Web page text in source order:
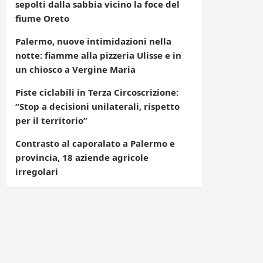
sepolti dalla sabbia vicino la foce del
fiume Oreto
Palermo, nuove intimidazioni nella
notte: fiamme alla pizzeria Ulisse e in
un chiosco a Vergine Maria
Piste ciclabili in Terza Circoscrizione:
“Stop a decisioni unilaterali, rispetto
per il territorio”
Contrasto al caporalato a Palermo e
provincia, 18 aziende agricole
irregolari